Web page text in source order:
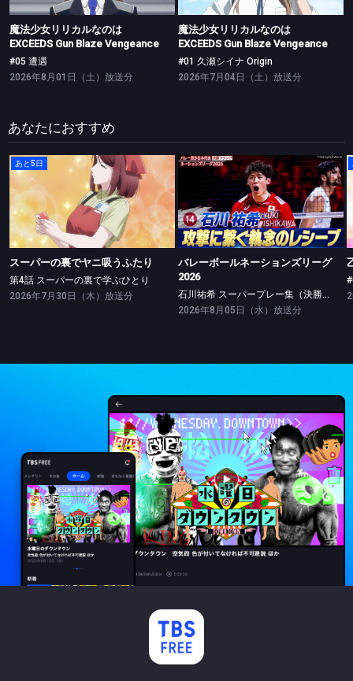
魔法少女リリカルなのは
EXCEEDS Gun Blaze Vengeance
#05 遭遇
2026年8月01日（土）放送分
魔法少女リリカルなのは
EXCEEDS Gun Blaze Vengeance
#01 久瀬シイナ Origin
2026年7月04日（土）放送分
あなたにおすすめ
あと5日
スーパーの裏でヤニ吸うふたり
第4話 スーパーの裏で学ぶひとり
スーパーの裏でヤニ吸うふたり
第4話 スーパーの裏で学ぶひとり
2026年7月30日（木）放送分
バレーボールネーションズリーグ2026
石川祐希 スーパープレー集（決勝ラウンド）
バレーボールネーションズリーグ
2026
石川祐希 スーパープレー集（決勝ラウンド）
2026年8月05日（水）放送分